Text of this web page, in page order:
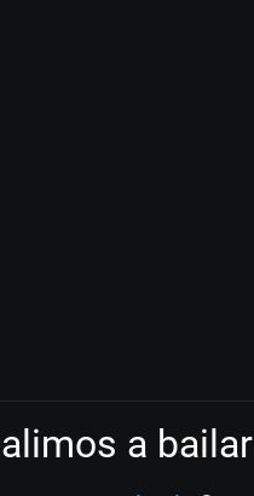
a bailar